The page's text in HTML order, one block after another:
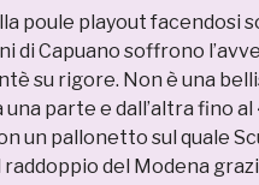
poule playout facendosi
di Capuano soffrono
su rigore. Non è una
parte e dall’altra fino al
un pallonetto sul quale
del Modena